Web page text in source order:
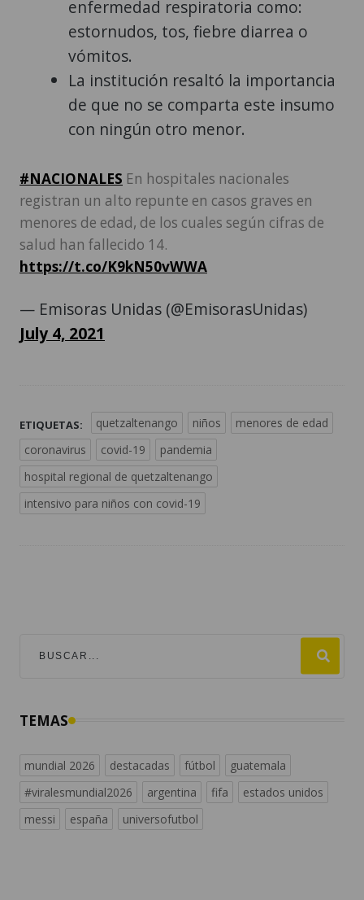
enfermedad respiratoria como:
estornudos, tos, fiebre diarrea o
vómitos.
La institución resaltó la importancia
de que no se comparta este insumo
con ningún otro menor.
#NACIONALES En hospitales nacionales
registran un alto repunte en casos graves en
menores de edad, de los cuales según cifras de
salud han fallecido 14.
https://t.co/K9kN50vWWA
— Emisoras Unidas (@EmisorasUnidas)
July 4, 2021
ETIQUETAS: quetzaltenango niños
menores de edad
coronavirus
covid-19
pandemia
hospital regional de quetzaltenango
intensivo para niños con covid-19
TEMAS
mundial 2026 destacadas fútbol
guatemala
#viralesmundial2026
argentina fifa
estados unidos
messi
españa universofutbol